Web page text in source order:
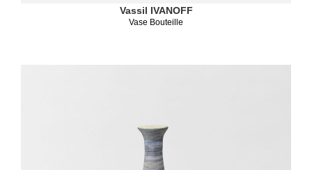
Vassil IVANOFF
Vase Bouteille